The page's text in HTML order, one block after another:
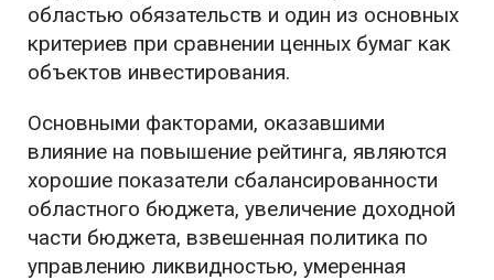
областью обязательств и один из основных
критериев при сравнении ценных бумаг как
объектов инвестирования.
Основными факторами, оказавшими
влияние на повышение рейтинга, являются
хорошие показатели сбалансированности
областного бюджета, увеличение доходной
части бюджета, взвешенная политика по
управлению ликвидностью, умеренная